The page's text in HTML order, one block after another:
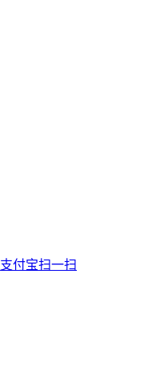
支付宝扫一扫